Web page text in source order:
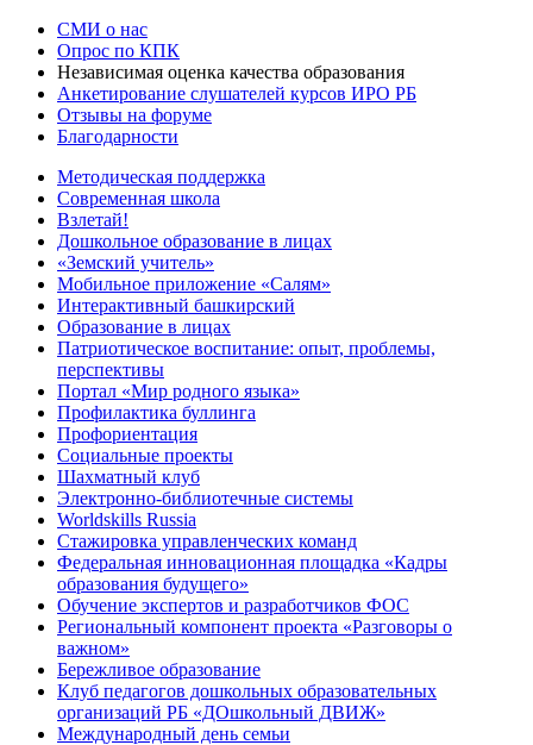
СМИ о нас
Опрос по КПК
Независимая оценка качества образования
Анкетирование слушателей курсов ИРО РБ
Отзывы на форуме
Благодарности
Методическая поддержка
Современная школа
Взлетай!
Дошкольное образование в лицах
«Земский учитель»
Мобильное приложение «Салям»
Интерактивный башкирский
Образование в лицах
Патриотическое воспитание: опыт, проблемы,
перспективы
Портал «Мир родного языка»
Профилактика буллинга
Профориентация
Социальные проекты
Шахматный клуб
Электронно-библиотечные системы
Worldskills Russia
Стажировка управленческих команд
Федеральная инновационная площадка «Кадры
образования будущего»
Обучение экспертов и разработчиков ФОС
Региональный компонент проекта «Разговоры о
важном»
Бережливое образование
Клуб педагогов дошкольных образовательных
организаций РБ «ДОшкольный ДВИЖ»
Международный день семьи